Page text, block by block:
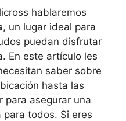
hablaremos
, un lugar ideal para
puedan disfrutar
En este artículo les
saber sobre
hasta las
para asegurar una
todos. Si eres